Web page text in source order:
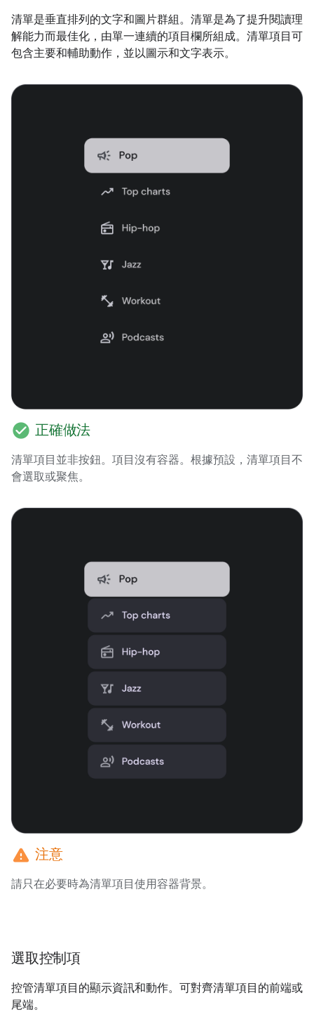
清單是垂直排列的文字和圖片群組。清單是為了提升閱讀理
解能力而最佳化，由單一連續的項目欄所組成。清單項目可
包含主要和輔助動作，並以圖示和文字表示。
check_circle 正確做法
清單項目並非按鈕。項目沒有容器。根據預設，清單項目不
會選取或聚焦。
warning 注意
請只在必要時為清單項目使用容器背景。
選取控制項
控管清單項目的顯示資訊和動作。可對齊清單項目的前端或
尾端。